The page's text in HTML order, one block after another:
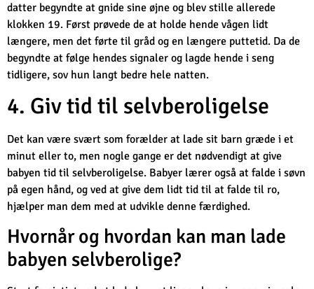
datter begyndte at gnide sine øjne og blev stille allerede
klokken 19. Først prøvede de at holde hende vågen lidt
længere, men det førte til gråd og en længere puttetid. Da de
begyndte at følge hendes signaler og lagde hende i seng
tidligere, sov hun langt bedre hele natten.
4. Giv tid til selvberoligelse
Det kan være svært som forælder at lade sit barn græde i et
minut eller to, men nogle gange er det nødvendigt at give
babyen tid til selvberoligelse. Babyer lærer også at falde i søvn
på egen hånd, og ved at give dem lidt tid til at falde til ro,
hjælper man dem med at udvikle denne færdighed.
Hvornår og hvordan kan man lade
babyen selvberolige?